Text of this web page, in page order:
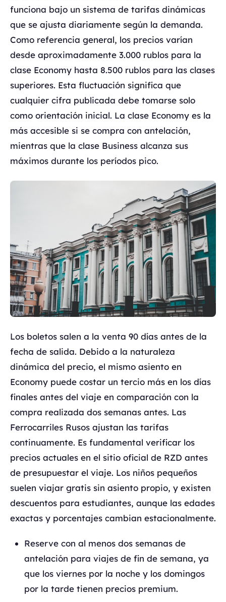
funciona bajo un sistema de tarifas dinámicas
que se ajusta diariamente según la demanda.
Como referencia general, los precios varían
desde aproximadamente 3.000 rublos para la
clase Economy hasta 8.500 rublos para las clases
superiores. Esta fluctuación significa que
cualquier cifra publicada debe tomarse solo
como orientación inicial. La clase Economy es la
más accesible si se compra con antelación,
mientras que la clase Business alcanza sus
máximos durante los períodos pico.
Los boletos salen a la venta 90 días antes de la
fecha de salida. Debido a la naturaleza
dinámica del precio, el mismo asiento en
Economy puede costar un tercio más en los días
finales antes del viaje en comparación con la
compra realizada dos semanas antes. Las
Ferrocarriles Rusos ajustan las tarifas
continuamente. Es fundamental verificar los
precios actuales en el sitio oficial de RZD antes
de presupuestar el viaje. Los niños pequeños
suelen viajar gratis sin asiento propio, y existen
descuentos para estudiantes, aunque las edades
exactas y porcentajes cambian estacionalmente.
Reserve con al menos dos semanas de
antelación para viajes de fin de semana, ya
que los viernes por la noche y los domingos
por la tarde tienen precios premium.